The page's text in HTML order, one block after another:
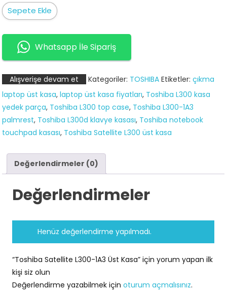
Toshiba
Satellite
L300-
Üst
adet
Sepete Ekle
Whatsapp İle Sipariş
Alışverişe devam et Kategoriler: TOSHIBA Etiketler:çıkma
laptop üst kasa,laptop üst kasa fiyatları, Toshiba L300 kasa
yedek parça, Toshiba L300 top case, Toshiba L300-1A3
palmrest, Toshiba L300d klavye kasası, Toshiba notebook
touchpad kasası, Toshiba Satellite L300 üst kasa
Değerlendirmeler (0)
Değerlendirmeler
Henüz değerlendirme yapılmadı.
“Toshiba Satellite L300-1A3 Üst Kasa” için yorum yapan ilk
kişi siz olun
Değerlendirme yazabilmek içinoturum açmalısınız.